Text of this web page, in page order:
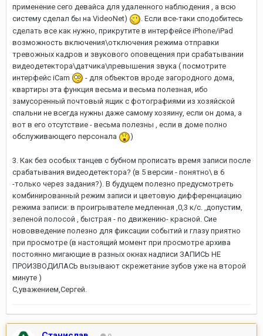
применение сего девайса для удаленного наблюдения , а всю
систему сделал бы на VideoNet)
. Если все-таки сподобитесь
сделать все как нужно, прикрутите в интерфейсе iPhone/iPad
возможность включения\отключения режима отправки
тревожных кадров и звукового оповещения при срабатывании
видеодетектора\датчика\превышения звука ( посмотрите
интерфейс iCam
- для объектов вроде загородного дома,
квартиры эта функция весьма и весьма полезная, ибо
замусоренный почтовый ящик с фотографиями из хозяйской
спальни не всегда нужны даже самому хозяину, если он дома, а
вот в его отсутствие - весьма полезны , если в доме полно
обслуживающего персонала
)
3. Как без особых танцев с бубном прописать время записи после
срабатывания видеодетектора? (в 5 версии - понятно\ в 6
-только через задания?). В будущем полезно предусмотреть
комбинированный режим записи и цветовую дифференциацию
режима записи: в проигрывателе медленная ,0,3 к/с. ,допустим,
зеленой полосой , быстрая - по движению- красной. Сие
нововведение полезно для фиксации событий и глазу приятно
при просмотре (в настоящий момент при просмотре архива
постоянно мигающие в разных окнах надписи ЗАПИСЬ НЕ
ПРОИЗВОДИЛАСЬ вызывают скрежетание зубов уже на второй
минуте )
С,уважением,Сергей.